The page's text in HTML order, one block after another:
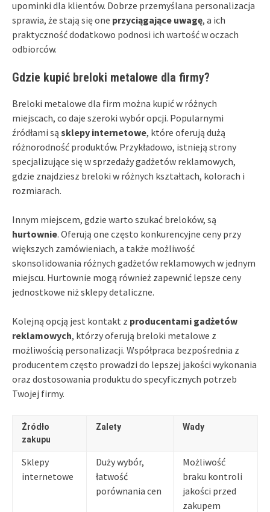
upominki dla klientów. Dobrze przemyślana personalizacja
sprawia, że stają się one przyciągające uwagę, a ich
praktyczność dodatkowo podnosi ich wartość w oczach
odbiorców.
Gdzie kupić breloki metalowe dla firmy?
Breloki metalowe dla firm można kupić w różnych
miejscach, co daje szeroki wybór opcji. Popularnymi
źródłami są sklepy internetowe, które oferują dużą
różnorodność produktów. Przykładowo, istnieją strony
specjalizujące się w sprzedaży gadżetów reklamowych,
gdzie znajdziesz breloki w różnych kształtach, kolorach i
rozmiarach.
Innym miejscem, gdzie warto szukać breloków, są
hurtownie. Oferują one często konkurencyjne ceny przy
większych zamówieniach, a także możliwość
skonsolidowania różnych gadżetów reklamowych w jednym
miejscu. Hurtownie mogą również zapewnić lepsze ceny
jednostkowe niż sklepy detaliczne.
Kolejną opcją jest kontakt z producentami gadżetów
reklamowych, którzy oferują breloki metalowe z
możliwością personalizacji. Współpraca bezpośrednia z
producentem często prowadzi do lepszej jakości wykonania
oraz dostosowania produktu do specyficznych potrzeb
Twojej firmy.
Źródło
zakupu
Zalety Wady
Sklepy
internetowe
Duży wybór,
łatwość
porównania cen
Możliwość
braku kontroli
jakości przed
zakupem